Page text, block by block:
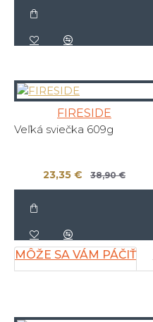
FIRESIDE
Veľká sviečka 609g
23,35 € 38,90 €
MÔŽE SA VÁM PÁČIŤ